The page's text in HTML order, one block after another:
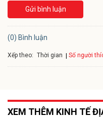
Gửi bình luận
(0) Bình luận
Xếp theo: Thời gian Số người
XEM THÊM KINH TẾ